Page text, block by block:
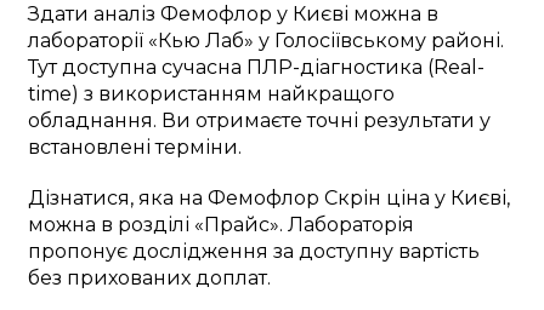
Здати аналіз Фемофлор у Києві можна в
лабораторії «Кью Лаб» у Голосіївському районі.
Тут доступна сучасна ПЛР-діагностика (Real-
time) з використанням найкращого
обладнання. Ви отримаєте точні результати у
встановлені терміни.
Дізнатися, яка на Фемофлор Скрін ціна у Києві,
можна в розділі «Прайс». Лабораторія
пропонує дослідження за доступну вартість
без прихованих доплат.